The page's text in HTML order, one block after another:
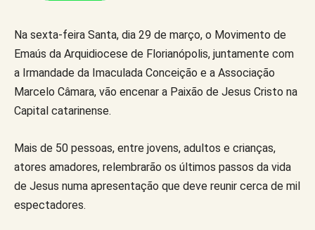
Na sexta-feira Santa, dia 29 de março, o Movimento de
Emaús da Arquidiocese de Florianópolis, juntamente com
a Irmandade da Imaculada Conceição e a Associação
Marcelo Câmara, vão encenar a Paixão de Jesus Cristo na
Capital catarinense.
Mais de 50 pessoas, entre jovens, adultos e crianças,
atores amadores, relembrarão os últimos passos da vida
de Jesus numa apresentação que deve reunir cerca de mil
espectadores.